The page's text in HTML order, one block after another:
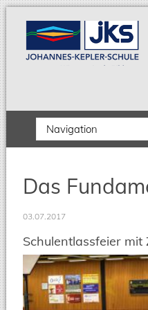
Zielseite
Das
03.07.2017
Schulentlassfeier mit